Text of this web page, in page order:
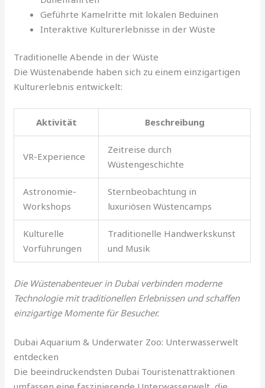
Geführte Kamelritte mit lokalen Beduinen
Interaktive Kulturerlebnisse in der Wüste
Traditionelle Abende in der Wüste
Die Wüstenabende haben sich zu einem einzigartigen
Kulturerlebnis entwickelt:
Aktivität Beschreibung
VR-Experience
Zeitreise durch
Wüstengeschichte
Astronomie-
Workshops
Sternbeobachtung in
luxuriösen Wüstencamps
Kulturelle
Vorführungen
Traditionelle Handwerkskunst
und Musik
Die Wüstenabenteuer in Dubai verbinden moderne
Technologie mit traditionellen Erlebnissen und schaffen
einzigartige Momente für Besucher.
Dubai Aquarium & Underwater Zoo: Unterwasserwelt
entdecken
Die beeindruckendsten Dubai Touristenattraktionen